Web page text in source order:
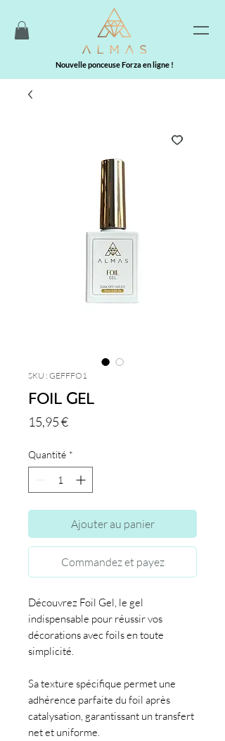
Nouvelle ponceuse Forza en ligne !
SKU : GEFFFO1
Foil Gel
15,95 €Prix
Quantité *
Ajouter au panier
Commandez et payez
Découvrez Foil Gel, le gel
indispensable pour réussir vos
décorations avec foils en toute
simplicité.
Sa texture spécifique permet une
adhérence parfaite du foil après
catalysation, garantissant un transfert
net et uniforme.